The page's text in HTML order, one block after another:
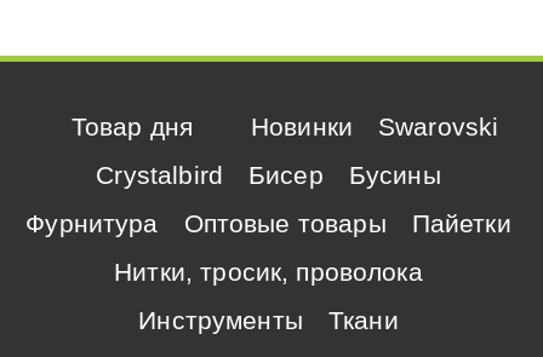
Товар дня Новинки
Swarovski
Crystalbird
Бисер
Бусины
Фурнитура
Оптовые товары
Пайетки
Нитки, тросик, проволока
Инструменты
Ткани